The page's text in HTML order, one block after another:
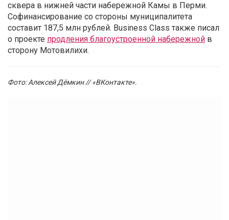
сквера в нижней части набережной Камы в Перми.
Софинансирование со стороны муниципалитета
составит 187,5 млн рублей. Business Class также писал
о проекте продления благоустроенной набережной в
сторону Мотовилихи.
Фото: Алексей Дёмкин // «ВКонтакте».